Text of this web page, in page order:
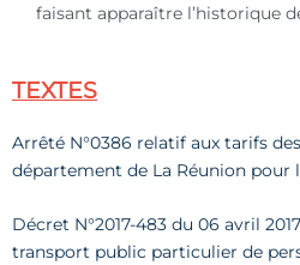
faisant apparaître l’historique
TEXTES
Arrêté N°0386 relatif aux tarifs
département de La Réunion pour
Décret N°2017-483 du 06 avril
transport public particulier de